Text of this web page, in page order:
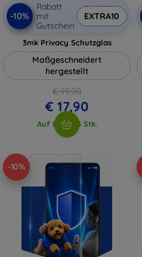
-10%
Rabatt
mit
Gutschein
EXTRA10
3mk Privacy Schutzglas
Maßgeschneidert
hergestellt
€ 19,90
€ 17,90
Auf Lager 3 Stk.
-10%